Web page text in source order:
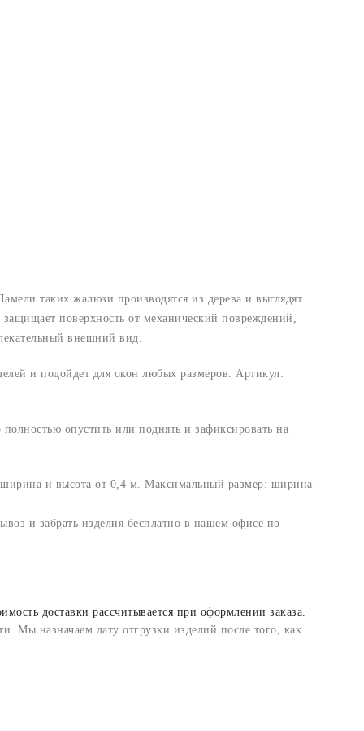
таких жалюзи производятся из дерева и выглядят
поверхность от механический повреждений,
внешний вид.
и подойдет для окон любых размеров. Артикул:
опустить или поднять и зафиксировать на
и высота от 0,4 м. Максимальный размер: ширина
и забрать изделия бесплатно в нашем офисе по
доставки рассчитывается при оформлении заказа.
Мы назначаем дату отгрузки изделий после того, как